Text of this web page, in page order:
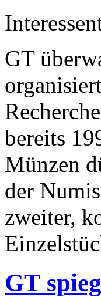
GT
bereits
Münzen
der
zweiter,
GT